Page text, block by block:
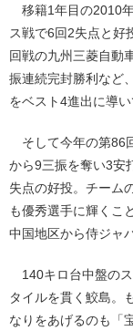
移籍1年目の2010
ス戦で6回2失点と好
回戦の九州三菱自動
振連続完封勝利など
をベスト4進出に導い
そして今年の第86
から9三振を奪い3安
失点の好投。チーム
も優秀選手に輝くこ
中国地区から侍ジャ
140キロ台中盤の
タイルを貫く鮫島。
なりをあげるのも「